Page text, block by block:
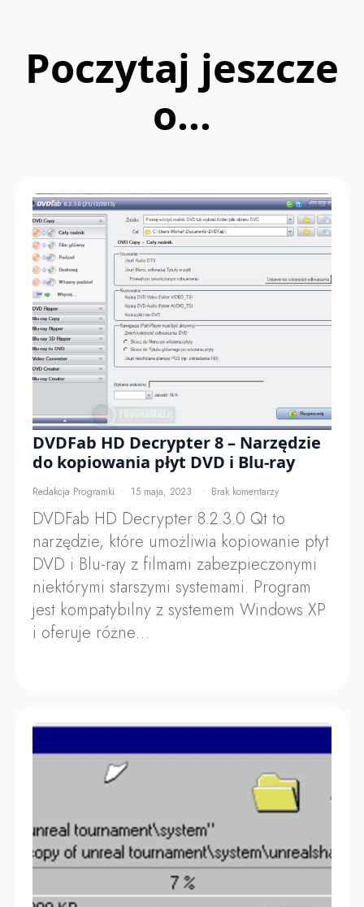
Poczytaj jeszcze
o...
DVDFab HD Decrypter 8 – Narzędzie
do kopiowania płyt DVD i Blu-ray
Redakcja Programki 15 maja, 2023 Brak komentarzy
DVDFab HD Decrypter 8.2.3.0 Qt to
narzędzie, które umożliwia kopiowanie płyt
DVD i Blu-ray z filmami zabezpieczonymi
niektórymi starszymi systemami. Program
jest kompatybilny z systemem Windows XP
i oferuje różne…